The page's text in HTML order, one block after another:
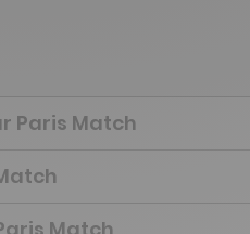
Paris Match